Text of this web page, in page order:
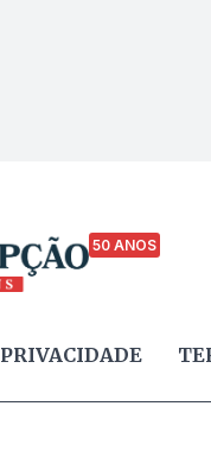
50 ANOS
PRIVACIDADE